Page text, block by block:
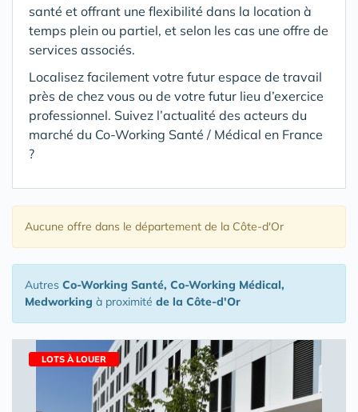
santé et offrant une flexibilité dans la location à
temps plein ou partiel, et selon les cas une offre de
services associés.
Localisez facilement votre futur espace de travail
près de chez vous ou de votre futur lieu d’exercice
professionnel. Suivez l’actualité des acteurs du
marché du Co-Working Santé / Médical en France
?
Aucune offre dans le département de la Côte-d'Or
Autres Co-Working Santé, Co-Working Médical,
Medworking à proximité de la Côte-d'Or
LOTS À LOUER